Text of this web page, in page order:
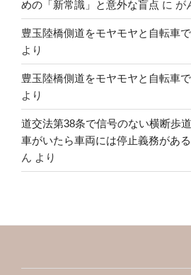
めの「新常識」と意外な盲点 に が
豊玉陸橋側道をモヤモヤと自転車
より
豊玉陸橋側道をモヤモヤと自転車
より
道交法第38条で信号のない横断歩
車がいたら車両には停止義務があ
ん より